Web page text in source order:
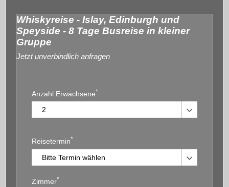
Whiskyreise - Islay, Edinburgh und
Speyside - 8 Tage Busreise in kleiner
Gruppe
Jetzt unverbindlich anfragen
Anzahl Erwachsene*
Reisetermin*
Zimmer*